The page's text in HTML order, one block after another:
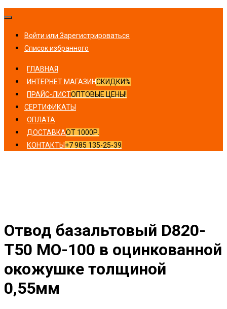
Войти или Зарегистрироваться
Список избранного
ГЛАВНАЯ
ИНТЕРНЕТ МАГАЗИНСКИДКИ%
ПРАЙС-ЛИСТОПТОВЫЕ ЦЕНЫ!
СЕРТИФИКАТЫ
ОПЛАТА
ДОСТАВКАОТ 1000Р.
КОНТАКТЫ +7 985 135-25-39
Отвод базальтовый D820-
T50 MO-100 в оцинкованной
окожушке толщиной
0,55мм